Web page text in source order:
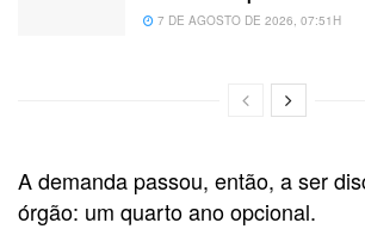
7 DE AGOSTO DE 2026, 07:51H
A demanda passou, então, a ser
órgão: um quarto ano opcional.